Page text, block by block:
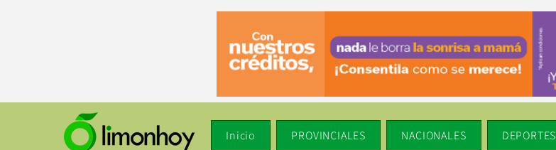
Inicio PROVINCIALES NACIONALES DEPORTES